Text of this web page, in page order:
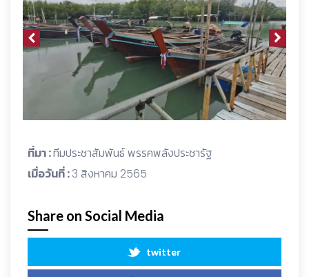
ที่มา :ทีมประชาสัมพันธ์ พรรคพลังประชารัฐ
เมื่อวันที่ :3 สิงหาคม 2565
Share on Social Media
twitter